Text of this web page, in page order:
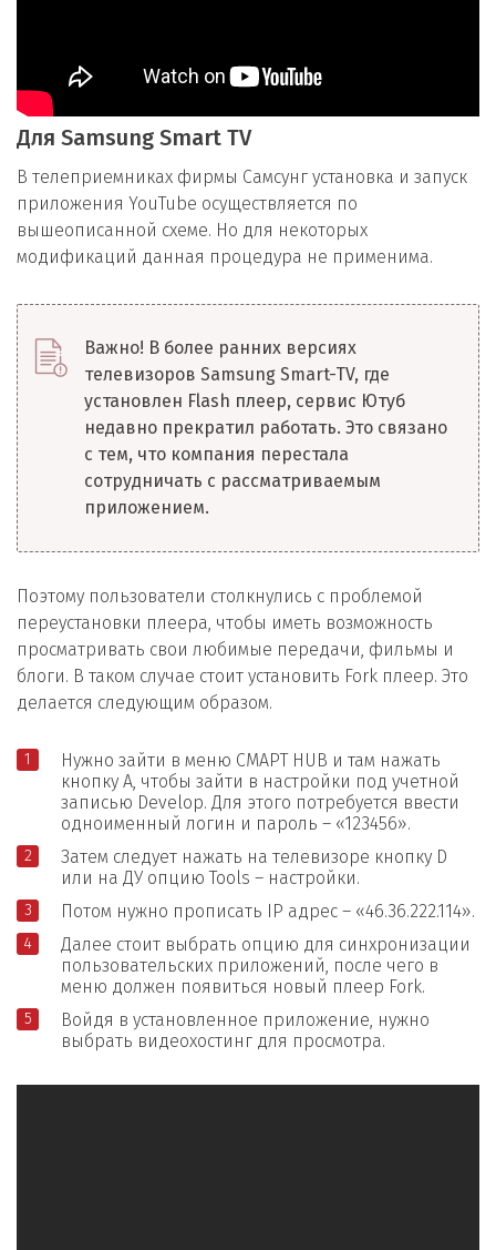
Для Samsung Smart TV
В телеприемниках фирмы Самсунг установка и запуск
приложения YouTube осуществляется по
вышеописанной схеме. Но для некоторых
модификаций данная процедура не применима.
Важно! В более ранних версиях
телевизоров Samsung Smart-TV, где
установлен Flash плеер, сервис Ютуб
недавно прекратил работать. Это связано
с тем, что компания перестала
сотрудничать с рассматриваемым
приложением.
Поэтому пользователи столкнулись с проблемой
переустановки плеера, чтобы иметь возможность
просматривать свои любимые передачи, фильмы и
блоги. В таком случае стоит установить Fork плеер. Это
делается следующим образом.
Нужно зайти в меню СМАРТ HUB и там нажать
кнопку А, чтобы зайти в настройки под учетной
записью Develop. Для этого потребуется ввести
одноименный логин и пароль – «123456».
Затем следует нажать на телевизоре кнопку D
или на ДУ опцию Tools – настройки.
Потом нужно прописать IP адрес – «46.36.222.114».
Далее стоит выбрать опцию для синхронизации
пользовательских приложений, после чего в
меню должен появиться новый плеер Fork.
Войдя в установленное приложение, нужно
выбрать видеохостинг для просмотра.